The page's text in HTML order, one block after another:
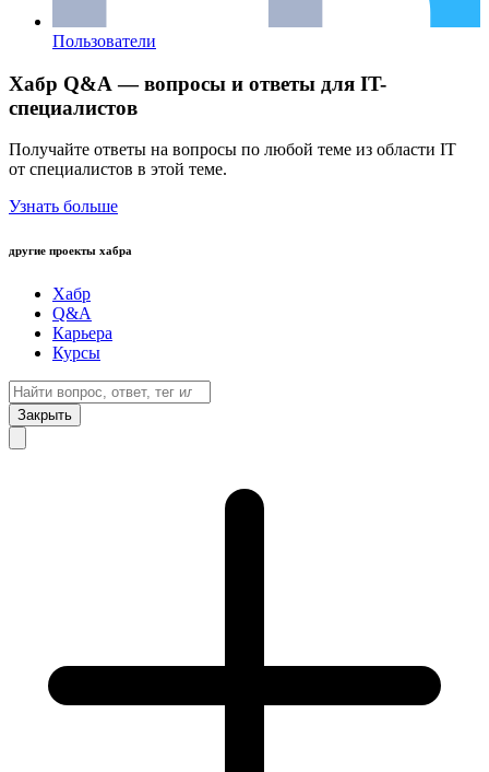
Пользователи
Хабр Q&A — вопросы и ответы для IT-
специалистов
Получайте ответы на вопросы по любой теме из области IT
от специалистов в этой теме.
Узнать больше
другие проекты хабра
Хабр
Q&A
Карьера
Курсы
Закрыть